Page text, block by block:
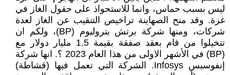
ليس بسبب حماس، وانما للاستحواذ على حقول الغاز في
غزة. وقد منح الصهاينة تراخيص التنقيب عن الغاز لعدة
شركات، ومنها شركة برتش بتروليوم (BP)، ولكم ان
تتخيلوا من قام بعقد صفقة بقيمة 1.5 مليار دولار مع
(BP) في الأشهر الاولى من هذا العام 2023 ؟. انها شركة
إنفوسيس Infosys. الشركة التي تعمل فيها (قشاطة)